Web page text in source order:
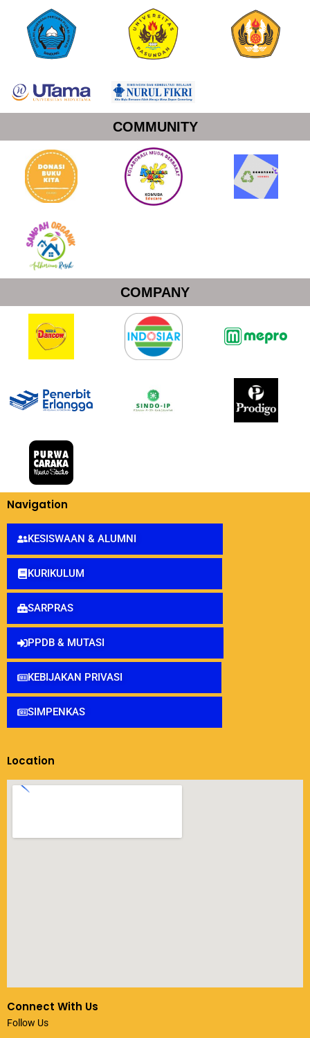
COMMUNITY
COMPANY
Navigation
KESISWAAN & ALUMNI
KURIKULUM
SARPRAS
PPDB & MUTASI
KEBIJAKAN PRIVASI
SIMPENKAS
Location
Connect With Us
Follow Us